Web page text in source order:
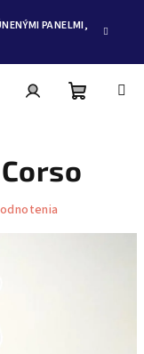
PANELMI,
košík